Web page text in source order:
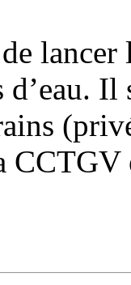
d’eau.
CCTGV